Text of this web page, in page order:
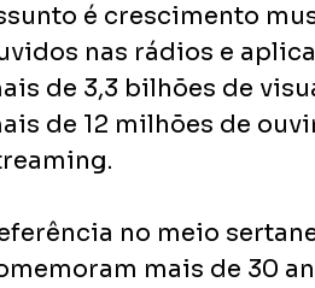
é crescimento
nas rádios e
de 3,3 bilhões de
de 12 milhões de
no meio
mais de 30